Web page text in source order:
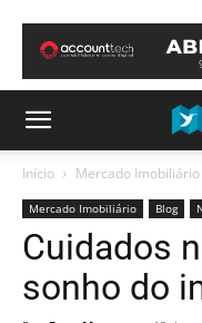
Início Mercado Imobiliário
Mercado Imobiliário Blog
Cuidados
sonho do